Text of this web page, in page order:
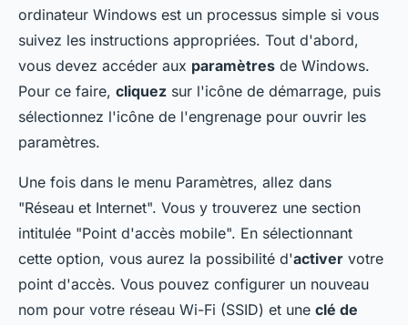
ordinateur Windows est un processus simple si vous
suivez les instructions appropriées. Tout d'abord,
vous devez accéder aux paramètres de Windows.
Pour ce faire, cliquez sur l'icône de démarrage, puis
sélectionnez l'icône de l'engrenage pour ouvrir les
paramètres.
Une fois dans le menu Paramètres, allez dans
"Réseau et Internet". Vous y trouverez une section
intitulée "Point d'accès mobile". En sélectionnant
cette option, vous aurez la possibilité d'activer votre
point d'accès. Vous pouvez configurer un nouveau
nom pour votre réseau Wi-Fi (SSID) et une clé de